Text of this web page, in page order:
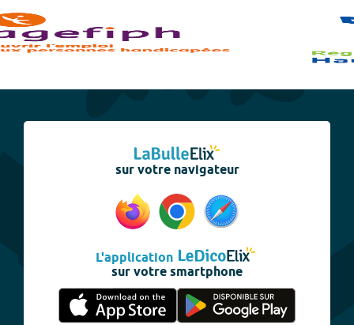
sur votre navigateur
L'application
sur votre smartphone